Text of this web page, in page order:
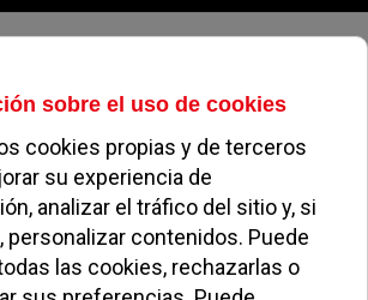
06 de agosto de 2026
del Monte